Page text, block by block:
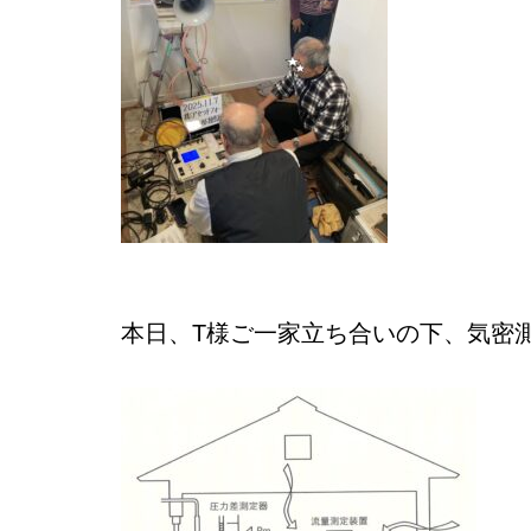
本日、T様ご一家立ち合いの下、気密